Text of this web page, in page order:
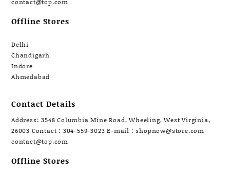
Offline Stores
Delhi
Chandigarh
Indore
Ahmedabad
Contact Details
Address: 3548 Columbia Mine Road, Wheeling, West Virginia,
26003 Contact : 304-559-3023 E-mail : shopnow@store.com
contact@top.com
Offline Stores